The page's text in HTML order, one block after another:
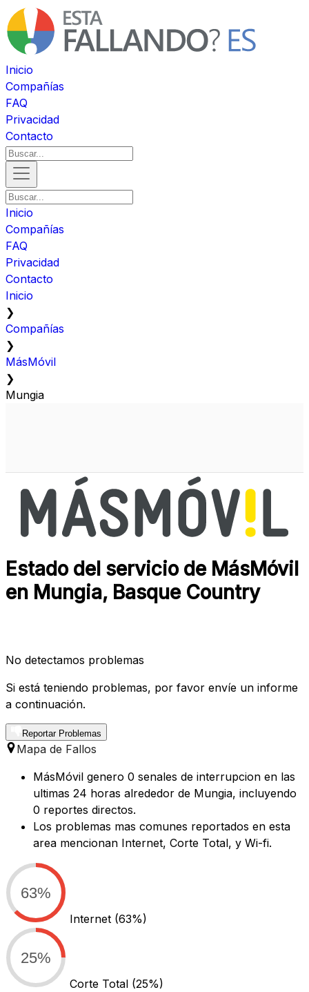
Inicio
Compañías
FAQ
Privacidad
Contacto
Inicio
Compañías
FAQ
Privacidad
Contacto
Inicio
❯
Compañías
❯
MásMóvil
❯
Mungia
Estado del servicio de MásMóvil
en Mungia, Basque Country
No detectamos problemas
Si está teniendo problemas, por favor envíe un informe
a continuación.
Reportar Problemas
Mapa de Fallos
MásMóvil genero 0 senales de interrupcion en las
ultimas 24 horas alrededor de Mungia, incluyendo
0 reportes directos.
Los problemas mas comunes reportados en esta
area mencionan Internet, Corte Total, y Wi-fi.
63%
Internet (63%)
25%
Corte Total (25%)